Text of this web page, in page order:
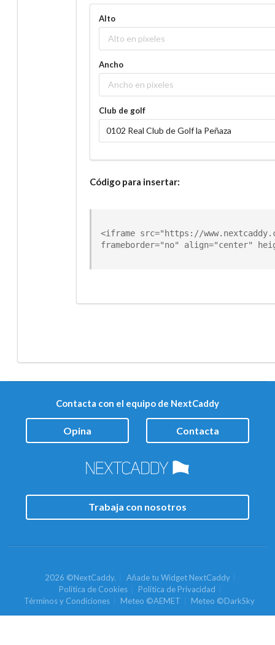
Alto
Ancho
Club de golf
Código para insertar:
<iframe src="https://
frameborder="no" align="center"
Contacta con el equipo de NextCaddy
Opina Contacta
Trabaja con nosotros
2026 ©NextCaddy.
Añade tu Widget NextCaddy
Política de Cookies
Política de Privacidad
Términos y Condiciones
Meteo ©AEMET Meteo ©DarkSky